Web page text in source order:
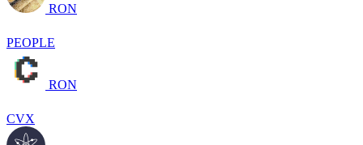
RON
PEOPLE
RON
CVX